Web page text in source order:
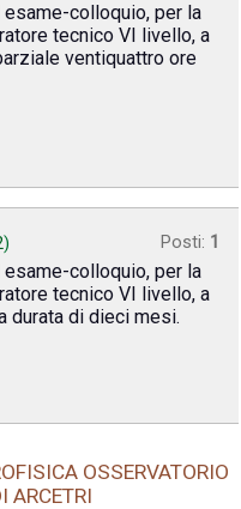
colloquio, per la
tecnico VI livello, a
ventiquattro ore
) Posti: 1
colloquio, per la
tecnico VI livello, a
durata di dieci mesi.
OSSERVATORIO
ARCETRI